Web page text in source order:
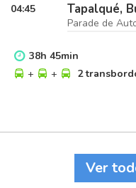
04:45 Tapalqué,
Parade de
38h 45min
+
+ 2
Ver